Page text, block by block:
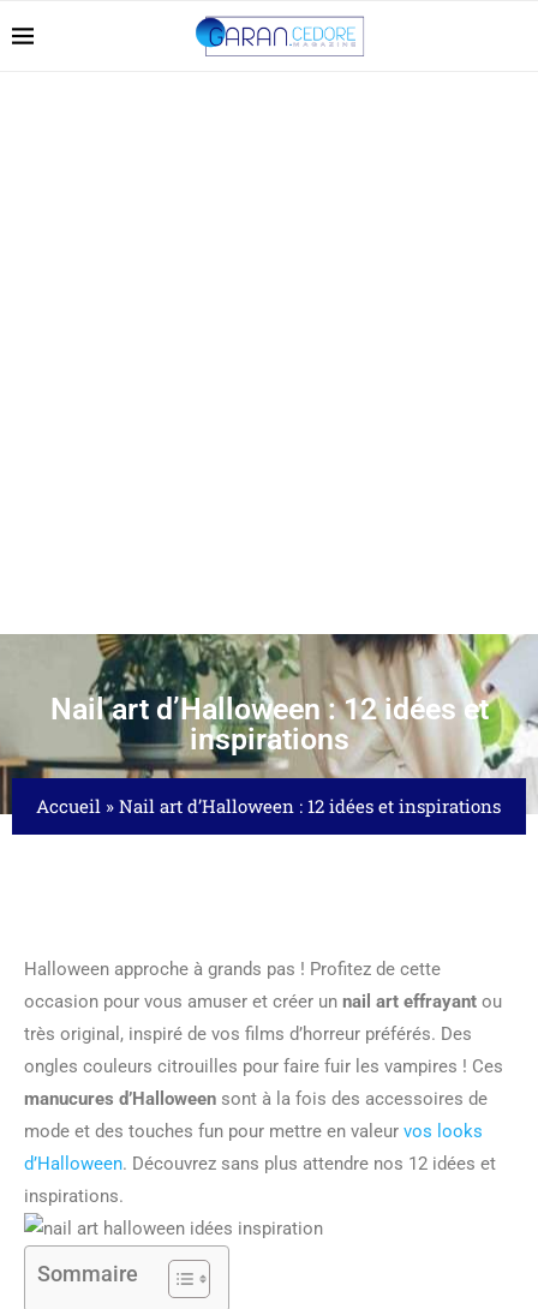
Nail art d’Halloween : 12 idées et
inspirations
Accueil » Nail art d’Halloween : 12 idées et inspirations
Halloween approche à grands pas ! Profitez de cette
occasion pour vous amuser et créer un nail art effrayant ou
très original, inspiré de vos films d’horreur préférés. Des
ongles couleurs citrouilles pour faire fuir les vampires ! Ces
manucures d’Halloween sont à la fois des accessoires de
mode et des touches fun pour mettre en valeur vos looks
d’Halloween. Découvrez sans plus attendre nos 12 idées et
inspirations.
Sommaire